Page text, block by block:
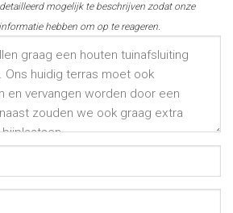
mogelijk te beschrijven zodat onze
hebben om op te reageren.